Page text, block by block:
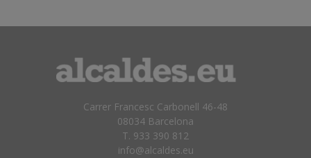
Carrer Francesc Carbonell 46-48
08034 Barcelona
T. 933 390 812
info@alcaldes.eu